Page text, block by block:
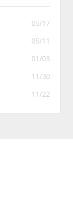
05/17
05/11
01/03
11/30
11/22